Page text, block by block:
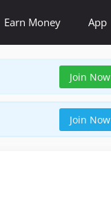
Earn Money App
Join Now
Join Now